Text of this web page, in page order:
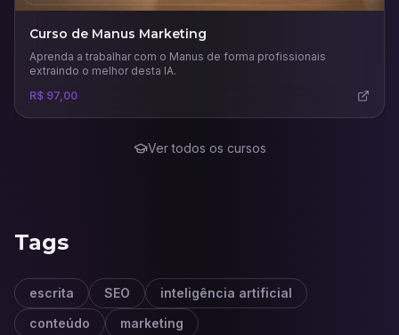
Curso de Manus Marketing
Aprenda a trabalhar com o Manus de forma profissionais
extraindo o melhor desta IA.
R$ 97,00
Ver todos os cursos
Tags
escrita SEO
inteligência artificial
conteúdo
marketing